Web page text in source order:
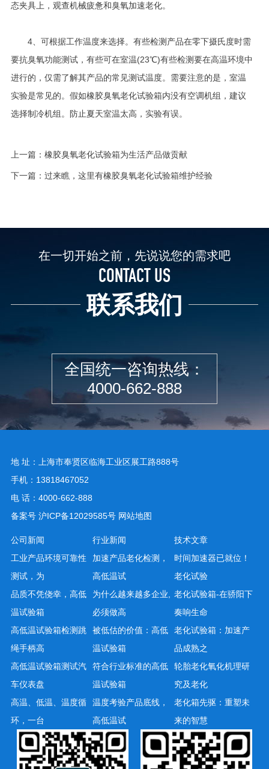
态夹具上，观查机械疲惫和臭氧加速老化。
4、可根据工作温度来选择。有些检测产品在零下摄氏度时需
要抗臭氧功能测试，有些可在室温(23℃)有些检测要在高温环境中
进行的，仅需了解其产品的常见测试温度。需要注意的是，室温
实验是常见的。假如橡胶臭氧老化试验箱内没有空调机组，建议
选择制冷机组。防止夏天室温太高，实验有误。
上一篇： 橡胶臭氧老化试验箱为生活产品做贡献
下一篇： 过来瞧，这里有橡胶臭氧老化试验箱维护经验
在一切开始之前，先说说您的需求吧
CONTACT US
联系我们
全国统一咨询热线：
4000-662-888
地 址：上海市奉贤区临海工业区展工路888号
手机：13818467052
电 话：4000-662-888
备案号 沪ICP备12029585号 网站地图
公司新闻
工业产品环境可靠性
测试，为
品质不凭侥幸，高低
温试验箱
高低温试验箱检测跳
绳手柄高
高低温试验箱测试汽
车仪表盘
高温、低温、温度循
环，一台
行业新闻
加速产品老化检测，
高低温试
为什么越来越多企业,
必须做高
被低估的价值：高低
温试验箱
符合行业标准的高低
温试验箱
温度考验产品底线，
高低温试
技术文章
时间加速器已就位！
老化试验
老化试验箱-在骄阳下
奏响生命
老化试验箱：加速产
品成熟之
轮胎老化氧化机理研
究及老化
老化箱先驱：重塑未
来的智慧